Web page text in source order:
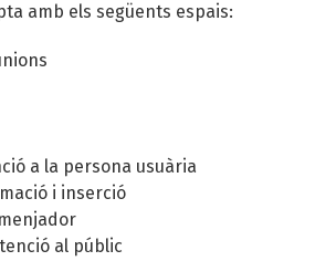
amb els següents espais:
a la persona usuària
i inserció
al públic